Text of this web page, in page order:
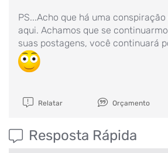
PS...Acho que há uma
aqui. Achamos que se
suas postagens, você continuará
Relatar Orçamento
Resposta Rápida